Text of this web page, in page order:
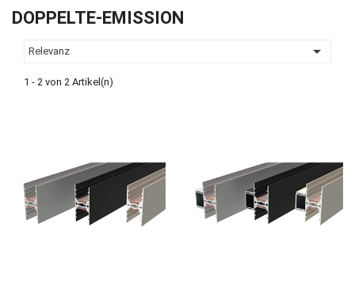
DOPPELTE-EMISSION
Relevanz 
1 - 2 von 2 Artikel(n)